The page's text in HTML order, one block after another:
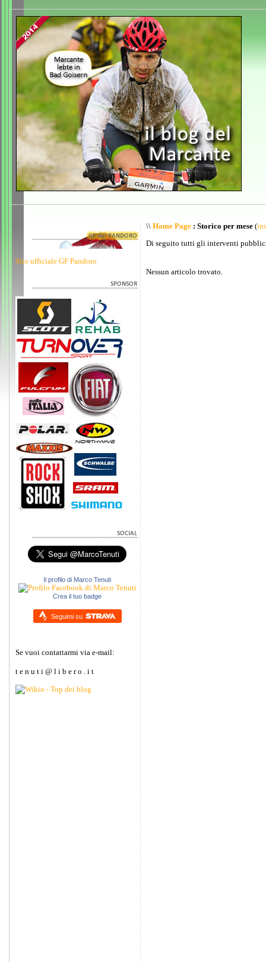
Sito ufficiale GF Pandoro
Il profilo di Marco Tenuti
Crea il tuo badge
Seguimi su
Se vuoi contattarmi via e-mail:
t e n u t i @ l i b e r o . i t
\\ Home Page : Storico per mese (
Di seguito tutti gli interventi
Nessun articolo trovato.